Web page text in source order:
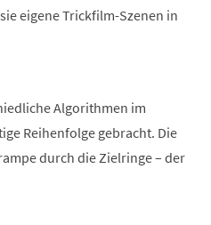
eigene Trickfilm-Szenen in
Algorithmen im
Reihenfolge gebracht. Die
durch die Zielringe – der